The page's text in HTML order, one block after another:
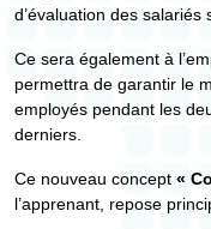
d’évaluation des salariés
Ce sera également à
permettra de garantir le
employés pendant les
derniers.
Ce nouveau concept «
l’apprenant, repose